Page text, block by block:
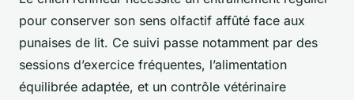
pour conserver son sens olfactif affûté face aux
punaises de lit. Ce suivi passe notamment par des
sessions d’exercice fréquentes, l’alimentation
équilibrée adaptée, et un contrôle vétérinaire